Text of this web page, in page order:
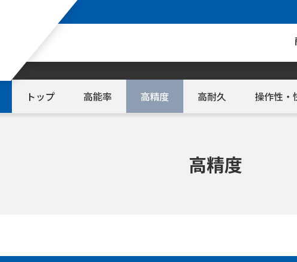
トップ 高能率 高精度 高耐久 操作性・
高精度